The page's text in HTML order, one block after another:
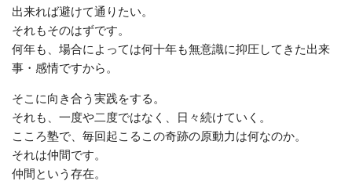
出来れば避けて通りたい。
それもそのはずです。
何年も、場合によっては何十年も無意識に抑圧してきた出来
事・感情ですから。
そこに向き合う実践をする。
それも、一度や二度ではなく、日々続けていく。
こころ塾で、毎回起こるこの奇跡の原動力は何なのか。
それは仲間です。
仲間という存在。